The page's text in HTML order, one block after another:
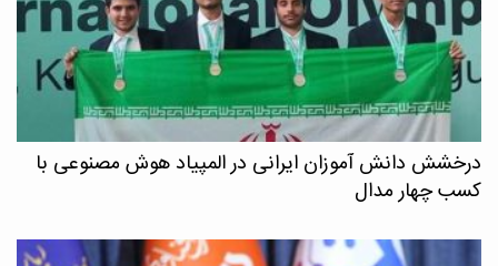
درخشش دانش آموزان ایرانی در المپیاد هوش مصنوعی با
کسب چهار مدال